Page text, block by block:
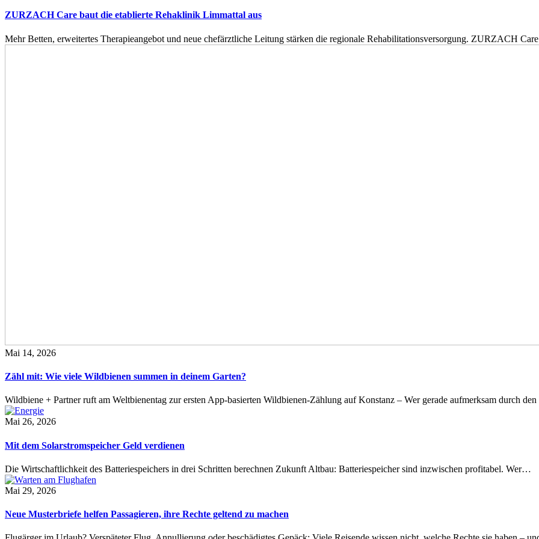
ZURZACH Care baut die etablierte Rehaklinik Limmattal aus
Mehr Betten, erweitertes Therapieangebot und neue chefärztliche Leitung stärken die regionale Rehabilitationsversorgung. ZURZACH
Mai 14, 2026
Zähl mit: Wie viele Wildbienen summen in deinem Garten?
Wildbiene + Partner ruft am Weltbienentag zur ersten App-basierten Wildbienen-Zählung auf Konstanz – Wer gerade aufmerksam durch
Mai 26, 2026
Mit dem Solarstromspeicher Geld verdienen
Die Wirtschaftlichkeit des Batteriespeichers in drei Schritten berechnen Zukunft Altbau: Batteriespeicher sind inzwischen profitabel. Wer…
Mai 29, 2026
Neue Musterbriefe helfen Passagieren, ihre Rechte geltend zu machen